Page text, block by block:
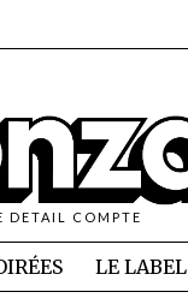
DETAIL COMPTE
LE LABEL